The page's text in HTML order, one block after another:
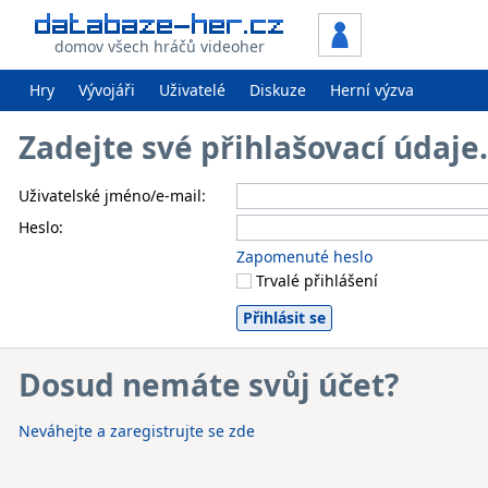
domov všech hráčů videoher
Hry Vývojáři Uživatelé Diskuze Herní výzva
Zadejte své přihlašovací
Uživatelské jméno/e-mail:
Heslo:
Zapomenuté heslo
Trvalé přihlášení
Dosud nemáte svůj účet?
Neváhejte a zaregistrujte se zde